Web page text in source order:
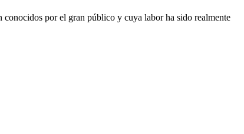
conocidos por el gran público y cuya labor ha sido realmente